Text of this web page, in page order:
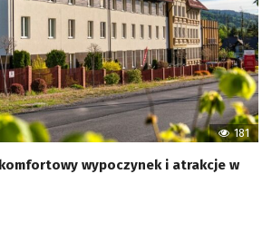
181
wypoczynek i atrakcje w